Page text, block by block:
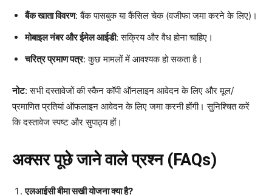
बैंक खाता विवरण: बैंक पासबुक या कैंसिल चेक (वजीफा जमा करने के लिए)।
मोबाइल नंबर और ईमेल आईडी: सक्रिय और वैध होना चाहिए।
चरित्र प्रमाण पत्र: कुछ मामलों में आवश्यक हो सकता है।
नोट: सभी दस्तावेजों की स्कैन कॉपी ऑनलाइन आवेदन के लिए और मूल/
प्रमाणित प्रतियां ऑफलाइन आवेदन के लिए जमा करनी होंगी। सुनिश्चित करें
कि दस्तावेज स्पष्ट और सुपाठ्य हों।
अक्सर पूछे जाने वाले प्रश्न (FAQs)
एलआईसी बीमा सखी योजना क्या है?